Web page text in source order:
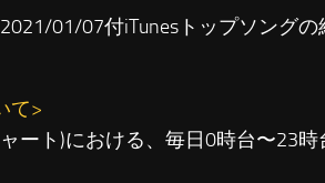
01/07付iTunesトップソングの
て>
ート)における、毎日0時台〜23